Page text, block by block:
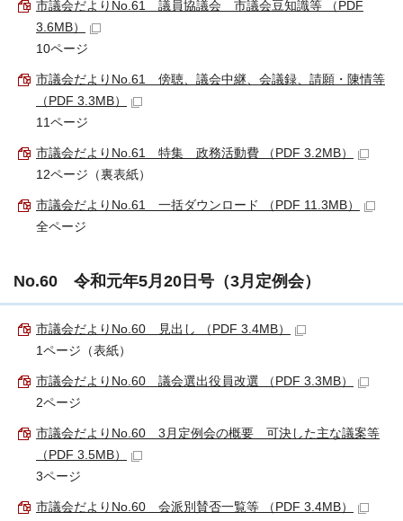
市議会だよりNo.61 議員協議会 市議会豆知識等 （PDF
3.6MB）
10ページ
市議会だよりNo.61 傍聴、議会中継、会議録、請願・陳情等
（PDF 3.3MB）
11ページ
市議会だよりNo.61 特集 政務活動費 （PDF 3.2MB）
12ページ（裏表紙）
市議会だよりNo.61 一括ダウンロード （PDF 11.3MB）
全ページ
No.60 令和元年5月20日号（3月定例会）
市議会だよりNo.60 見出し （PDF 3.4MB）
1ページ（表紙）
市議会だよりNo.60 議会選出役員改選 （PDF 3.3MB）
2ページ
市議会だよりNo.60 3月定例会の概要 可決した主な議案等
（PDF 3.5MB）
3ページ
市議会だよりNo.60 会派別賛否一覧等 （PDF 3.4MB）